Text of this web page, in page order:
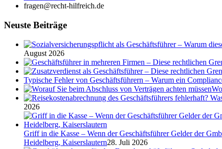
fragen@recht-hilfreich.de
Neuste Beiträge
August 2026
Typische Fehler von Geschäftsführern – Warum ein
2026
Griff in die Kasse – Wenn der Geschäftsführer Gelder der
Heidelberg, Kaiserslautern28. Juli 2026